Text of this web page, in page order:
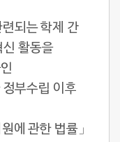
련되는 학제 간
신 활동을
부수립 이후
에 관한 법률」